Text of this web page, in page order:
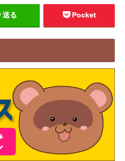
送る Pocket